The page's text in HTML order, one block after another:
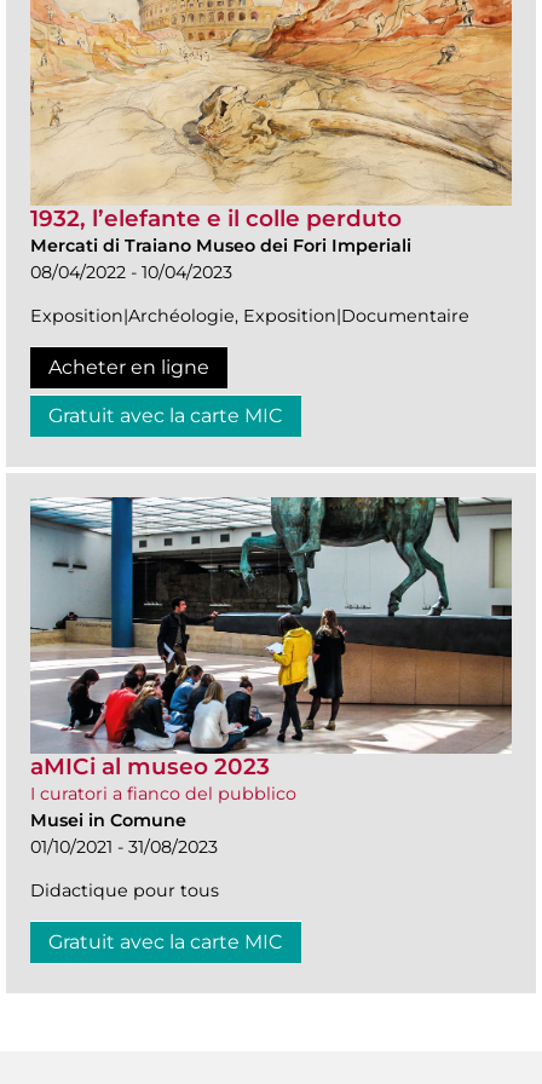
1932, l’elefante e il colle perduto
Mercati di Traiano Museo dei Fori Imperiali
08/04/2022 - 10/04/2023
Exposition|Archéologie, Exposition|Documentaire
Acheter en ligne
Gratuit avec la carte MIC
aMICi al museo 2023
I curatori a fianco del pubblico
Musei in Comune
01/10/2021 - 31/08/2023
Didactique pour tous
Gratuit avec la carte MIC